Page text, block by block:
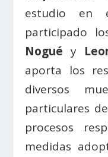
estudio en
participado
Nogué y
aporta los
diversos
particulares
procesos
medidas